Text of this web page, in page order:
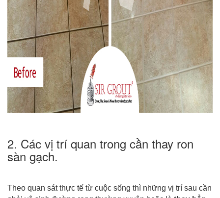
2. Các vị trí quan trong cần thay ron
sàn gạch.
Theo quan sát thực tế từ cuộc sống thì những vị trí sau cần